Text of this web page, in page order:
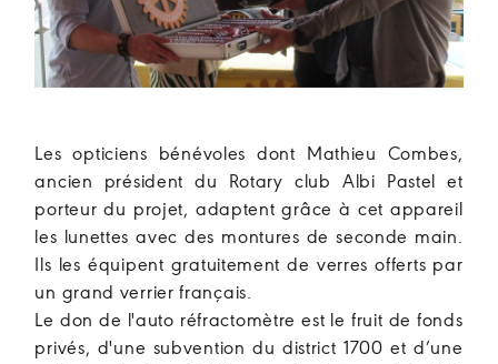
Les opticiens bénévoles dont Mathieu Combes,
ancien président du Rotary club Albi Pastel et
porteur du projet, adaptent grâce à cet appareil
les lunettes avec des montures de seconde main.
Ils les équipent gratuitement de verres offerts par
un grand verrier français.
Le don de l'auto réfractomètre est le fruit de fonds
privés, d'une subvention du district 1700 et d’une